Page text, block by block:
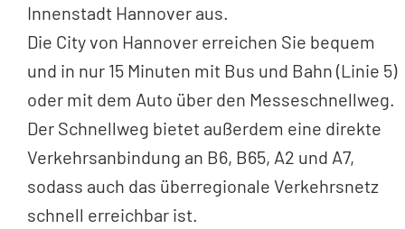
Innenstadt Hannover aus.
Die City von Hannover erreichen Sie bequem
und in nur 15 Minuten mit Bus und Bahn (Linie 5)
oder mit dem Auto über den Messeschnellweg.
Der Schnellweg bietet außerdem eine direkte
Verkehrsanbindung an B6, B65, A2 und A7,
sodass auch das überregionale Verkehrsnetz
schnell erreichbar ist.